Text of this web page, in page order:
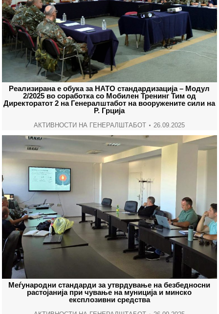
Реализирана е обука за НАТО стандардизација – Модул
2/2025 во соработка со Мобилен Тренинг Тим од
Директоратот 2 на Генералштабот на вооружените сили на
Р. Грција
АКТИВНОСТИ НА ГЕНЕРАЛШТАБОТ 26.09.2025
Меѓународни стандарди за утврдување на безбедносни
растојанија при чување на муниција и минско
експлозивни средства